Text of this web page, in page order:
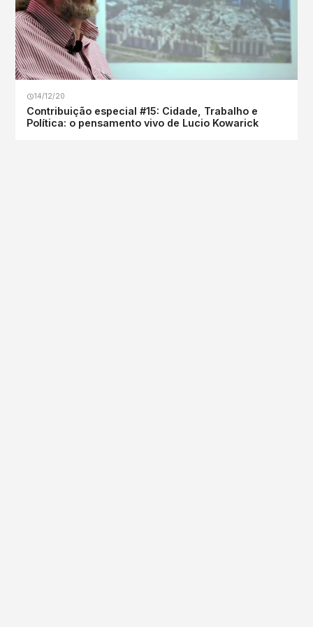
14/12/20
Contribuição especial #15: Cidade, Trabalho e
Política: o pensamento vivo de Lucio Kowarick